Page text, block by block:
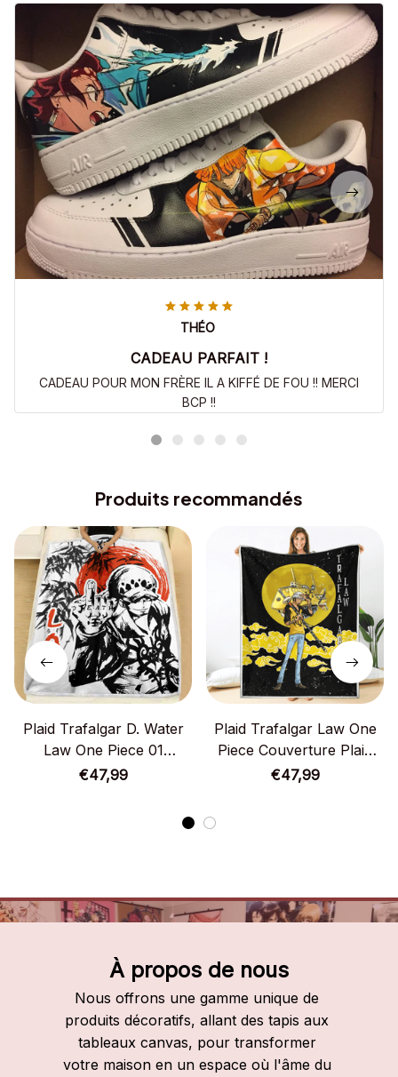
THÉO
CADEAU PARFAIT !
CADEAU POUR MON FRÈRE IL A KIFFÉ DE FOU !! MERCI
BCP !!
Produits recommandés
Plaid Trafalgar D. Water
Law One Piece 01
Couverture Plaid Polaire
€47,99
Plaid Trafalgar Law One
Piece Couverture Plaid
Polaire Plaid Canapé
€47,99
À propos de nous
Nous offrons une gamme unique de
produits décoratifs, allant des tapis aux
tableaux canvas, pour transformer
votre maison en un espace où l'âme du